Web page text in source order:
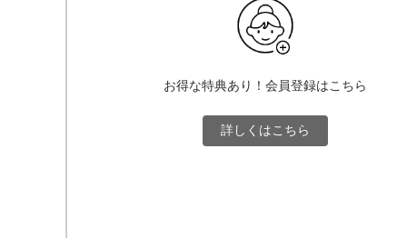
お得な特典あり！会員登録はこちら
詳しくはこちら